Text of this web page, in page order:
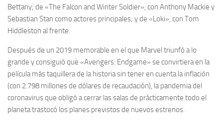
Bettany; de «The Falcon and Winter Soldier», con Anthony Mackie y
Sebastian Stan como actores principales; y de «Loki», con Tom
Hiddleston al frente.
Después de un 2019 memorable en el que Marvel triunfó a lo
grande y consiguió que «Avengers: Endgame» se convirtiera en la
película más taquillera de la historia sin tener en cuenta la inflación
(con 2.798 millones de dólares de recaudación), la pandemia del
coronavirus que obligó a cerrar las salas de prácticamente todo el
planeta trastocó los planes previstos de nuevos estrenos.